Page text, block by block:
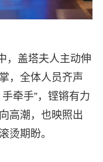
，盖塔夫人主动伸
，全体人员齐声
牵手”，铿锵有力
高潮，也映照出
烫期盼。